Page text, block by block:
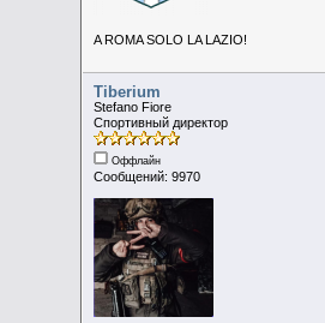
A ROMA SOLO LA LAZIO!
Tiberium
Stefano Fiore
Спортивный директор
Оффлайн
Сообщений: 9970